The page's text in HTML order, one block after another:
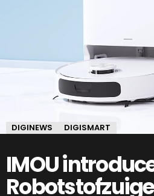
DIGINEWS DIGISMART
IMOU